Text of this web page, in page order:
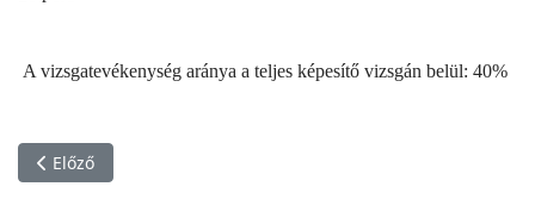
A vizsgatevékenység aránya a teljes képesítő vizsgán belül: 40%
Előző cikk: Játékbolti eladó 04163009 képesítő vizsga
Előző